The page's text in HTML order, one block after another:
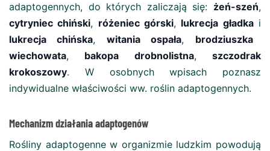
adaptogennych, do których zaliczają się: żeń-szeń,
cytryniec chiński, różeniec górski, lukrecja gładkai
lukrecja chińska, witania ospała, brodziuszka
wiechowata, bakopa drobnolistna,szczodrak
krokoszowy. W osobnych wpisach poznasz
indywidualne właściwości ww. roślin adaptogennych.
Mechanizm działania adaptogenów
Rośliny adaptogenne w organizmie ludzkim powodują